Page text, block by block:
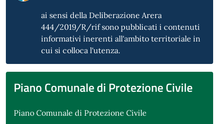
ai sensi della Deliberazione Arera
444/2019/R/rif sono pubblicati i contenuti
informativi inerenti all'ambito territoriale in
cui si colloca l'utenza.
Piano Comunale di Protezione Civile
Piano Comunale di Protezione Civile